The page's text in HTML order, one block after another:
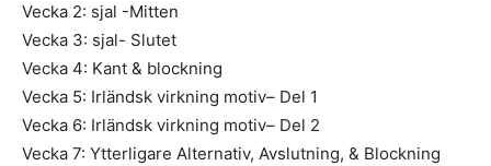
Vecka 2: sjal -Mitten
Vecka 3: sjal- Slutet
Vecka 4: Kant & blockning
Vecka 5: Irländsk virkning motiv– Del 1
Vecka 6: Irländsk virkning motiv– Del 2
Vecka 7: Ytterligare Alternativ, Avslutning, & Blockning